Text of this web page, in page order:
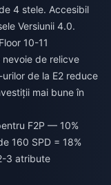
4 stele. Accesibil
Versiunii 4.0.
10-11
de relicve
de la E2 reduce
mai bune în
F2P — 10%
160 SPD = 18%
3 atribute